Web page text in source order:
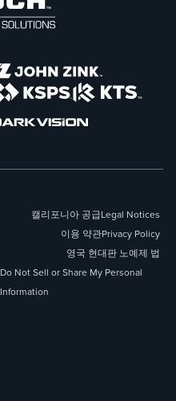
캘리포니아 공급Legal Notices
이용 약관Privacy Policy
영국 현대판 노예제 법
Do Not Sell or Share My Personal
Information